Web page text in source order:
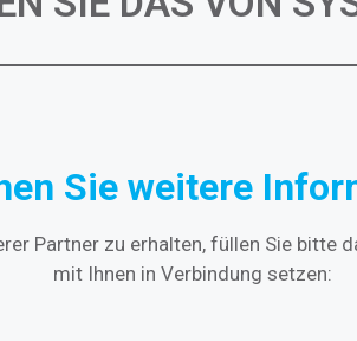
Sie weitere
Partner zu erhalten, füllen Sie bitte
mit Ihnen in Verbindung setzen: